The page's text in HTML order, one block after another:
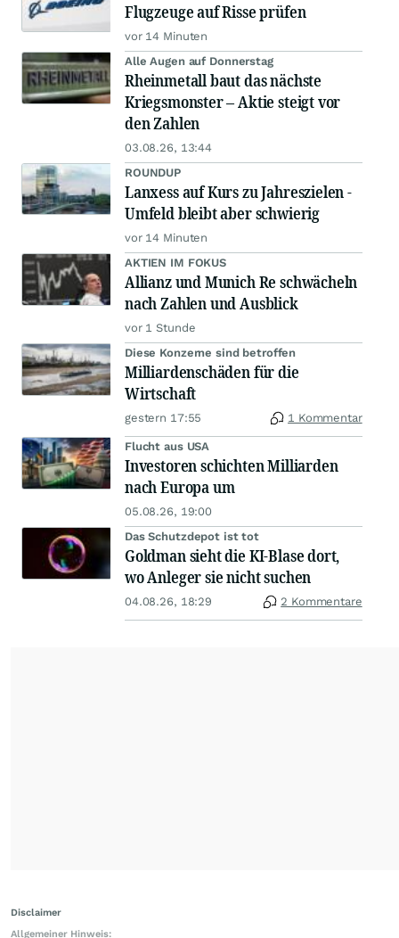
Flugzeuge auf Risse prüfen
vor 14 Minuten
Alle Augen auf Donnerstag
Rheinmetall baut das nächste
Kriegsmonster – Aktie steigt vor
den Zahlen
03.08.26, 13:44
ROUNDUP
Lanxess auf Kurs zu Jahreszielen -
Umfeld bleibt aber schwierig
vor 14 Minuten
AKTIEN IM FOKUS
Allianz und Munich Re schwächeln
nach Zahlen und Ausblick
vor 1 Stunde
Diese Konzerne sind betroffen
Milliardenschäden für die
Wirtschaft
gestern 17:55 1 Kommentar
Flucht aus USA
Investoren schichten Milliarden
nach Europa um
05.08.26, 19:00
Das Schutzdepot ist tot
Goldman sieht die KI-Blase dort,
wo Anleger sie nicht suchen
04.08.26, 18:29 2 Kommentare
Disclaimer
Allgemeiner Hinweis: